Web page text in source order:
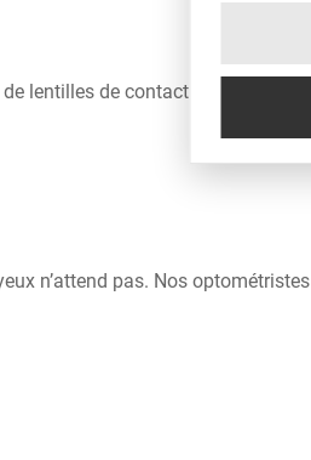
lentilles de contact
n’attend pas. Nos